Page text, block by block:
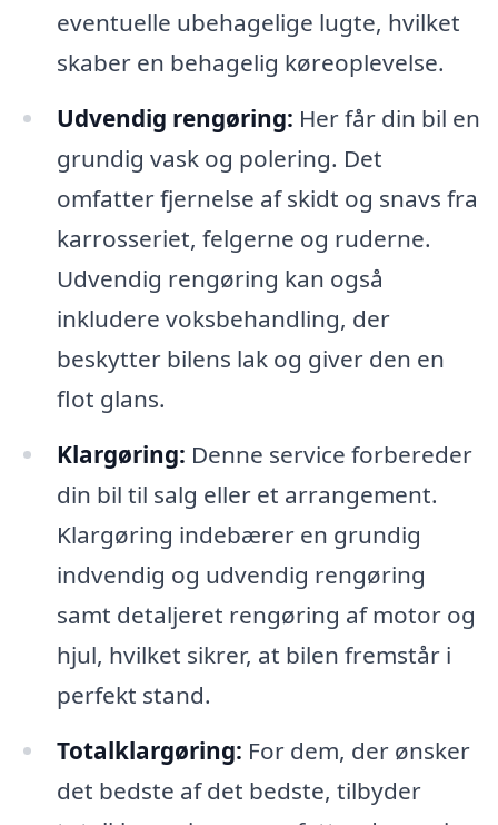
eventuelle ubehagelige lugte, hvilket
skaber en behagelig køreoplevelse.
Udvendig rengøring: Her får din bil en
grundig vask og polering. Det
omfatter fjernelse af skidt og snavs fra
karrosseriet, felgerne og ruderne.
Udvendig rengøring kan også
inkludere voksbehandling, der
beskytter bilens lak og giver den en
flot glans.
Klargøring: Denne service forbereder
din bil til salg eller et arrangement.
Klargøring indebærer en grundig
indvendig og udvendig rengøring
samt detaljeret rengøring af motor og
hjul, hvilket sikrer, at bilen fremstår i
perfekt stand.
Totalklargøring: For dem, der ønsker
det bedste af det bedste, tilbyder